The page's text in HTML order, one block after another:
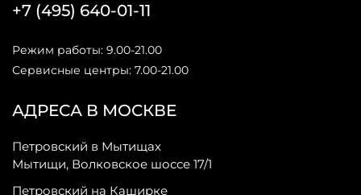
АДРЕСА В МОСКВЕ
Петровский в Мытищах
Мытищи, Волковское шоссе 17/1
Петровский на Каширке
+7 (495) 640-01-11
Режим работы: 9.00-21.00
Сервисные центры: 7.00-21.00